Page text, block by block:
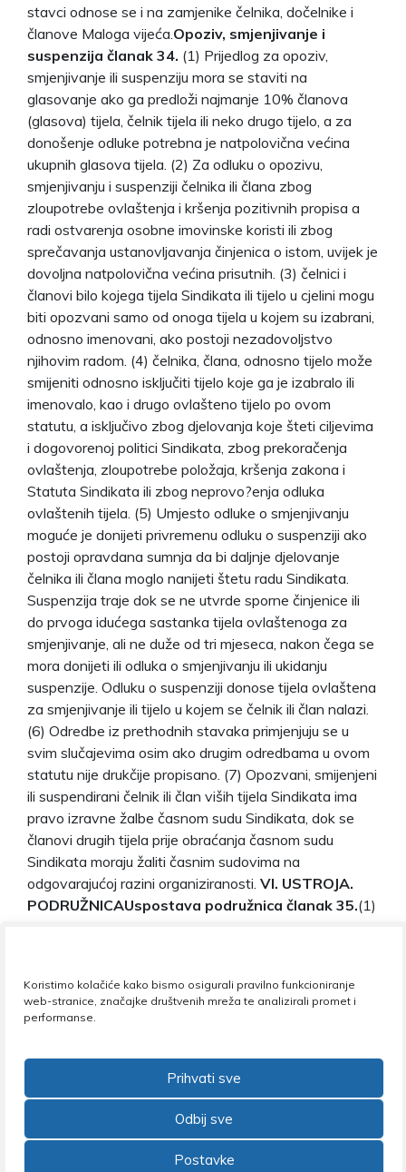
Koristimo kolačiće kako bismo osigurali pravilno funkcioniranje
web-stranice, značajke društvenih mreža te analizirali promet i
performanse.
Prihvati sve
Odbij sve
Postavke
stavci odnose se i na zamjenike čelnika, dočelnike i
članove Maloga vijeća. Opoziv, smjenjivanje i
suspenzija članak 34. (1) Prijedlog za opoziv,
smjenjivanje ili suspenziju mora se staviti na
glasovanje ako ga predloži najmanje 10% članova
(glasova) tijela, čelnik tijela ili neko drugo tijelo, a za
donošenje odluke potrebna je natpolovična većina
ukupnih glasova tijela. (2) Za odluku o opozivu,
smjenjivanju i suspenziji čelnika ili člana zbog
zloupotrebe ovlaštenja i kršenja pozitivnih propisa a
radi ostvarenja osobne imovinske koristi ili zbog
sprečavanja ustanovljavanja činjenica o istom, uvijek je
dovoljna natpolovična većina prisutnih. (3) čelnici i
članovi bilo kojega tijela Sindikata ili tijelo u cjelini mogu
biti opozvani samo od onoga tijela u kojem su izabrani,
odnosno imenovani, ako postoji nezadovoljstvo
njihovim radom. (4) čelnika, člana, odnosno tijelo može
smijeniti odnosno isključiti tijelo koje ga je izabralo ili
imenovalo, kao i drugo ovlašteno tijelo po ovom
statutu, a isključivo zbog djelovanja koje šteti ciljevima
i dogovorenoj politici Sindikata, zbog prekoračenja
ovlaštenja, zloupotrebe položaja, kršenja zakona i
Statuta Sindikata ili zbog neprovo?enja odluka
ovlaštenih tijela. (5) Umjesto odluke o smjenjivanju
moguće je donijeti privremenu odluku o suspenziji ako
postoji opravdana sumnja da bi daljnje djelovanje
čelnika ili člana moglo nanijeti štetu radu Sindikata.
Suspenzija traje dok se ne utvrde sporne činjenice ili
do prvoga idućega sastanka tijela ovlaštenoga za
smjenjivanje, ali ne duže od tri mjeseca, nakon čega se
mora donijeti ili odluka o smjenjivanju ili ukidanju
suspenzije. Odluku o suspenziji donose tijela ovlaštena
za smjenjivanje ili tijelo u kojem se čelnik ili član nalazi.
(6) Odredbe iz prethodnih stavaka primjenjuju se u
svim slučajevima osim ako drugim odredbama u ovom
statutu nije drukčije propisano. (7) Opozvani, smijenjeni
ili suspendirani čelnik ili član viših tijela Sindikata ima
pravo izravne žalbe časnom sudu Sindikata, dok se
članovi drugih tijela prije obraćanja časnom sudu
Sindikata moraju žaliti časnim sudovima na
odgovarajućoj razini organiziranosti. VI. USTROJA.
PODRUŽNICAUspostava podružnica članak 35.(1)
se može formirati samo ako ima najmanje pet članova.
(4) U dislociranoj ustanovi članstvo na svakoj od
podružnicu, a osobito je to poželjno kada je ustanova
dislocirana u više gradova. (5) U velikim ustanovama
radi lakšega sindikalnoga organiziranja moguće je
formirati odjele podružnice prema funkcionalnim ili
drugim kriterijima (zavodi, odjeli …). (6) O načinu
organiziranja i broju posebnih podružnica u nekoj